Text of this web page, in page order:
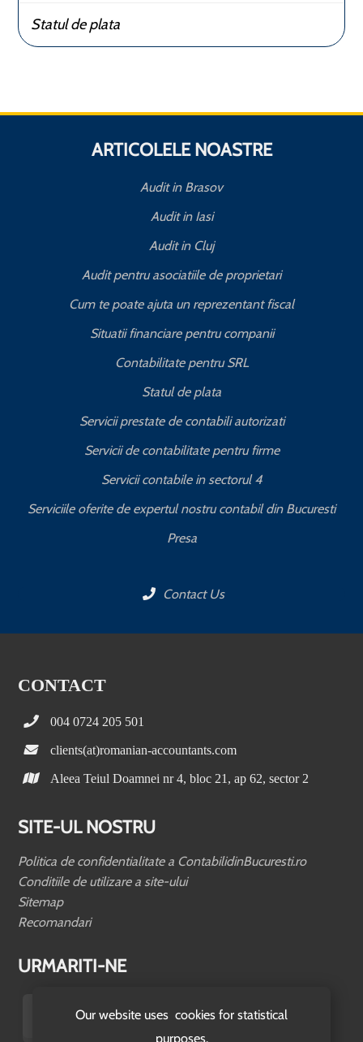
Our website uses cookies for statistical
purposes.
Statul de plata
ARTICOLELE NOASTRE
Audit in Brasov
Audit in Iasi
Audit in Cluj
Audit pentru asociatiile de proprietari
Cum te poate ajuta un reprezentant fiscal
Situatii financiare pentru companii
Contabilitate pentru SRL
Statul de plata
Servicii prestate de contabili autorizati
Servicii de contabilitate pentru firme
Servicii contabile in sectorul 4
Serviciile oferite de expertul nostru contabil din Bucuresti
Presa
Contact Us
CONTACT
004 0724 205 501
clients(at)romanian-accountants.com
Aleea Teiul Doamnei nr 4, bloc 21, ap 62, sector 2
SITE-UL NOSTRU
Politica de confidentialitate a ContabilidinBucuresti.ro
Conditiile de utilizare a site-ului
Sitemap
Recomandari
URMARITI-NE